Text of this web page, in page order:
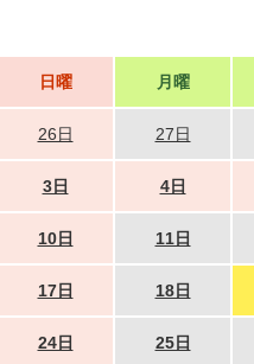
日曜 月曜
26日 27日
3日 4日
10日 11日
17日 18日
24日 25日